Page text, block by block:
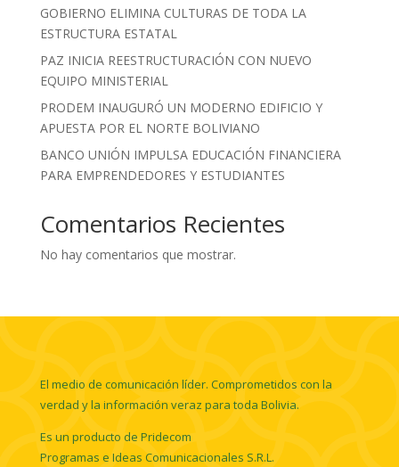
GOBIERNO ELIMINA CULTURAS DE TODA LA
ESTRUCTURA ESTATAL
PAZ INICIA REESTRUCTURACIÓN CON NUEVO
EQUIPO MINISTERIAL
PRODEM INAUGURÓ UN MODERNO EDIFICIO Y
APUESTA POR EL NORTE BOLIVIANO
BANCO UNIÓN IMPULSA EDUCACIÓN FINANCIERA
PARA EMPRENDEDORES Y ESTUDIANTES
Comentarios Recientes
No hay comentarios que mostrar.
El medio de comunicación líder. Comprometidos con la
verdad y la información veraz para toda Bolivia.
Es un producto de Pridecom
Programas e Ideas Comunicacionales S.R.L.